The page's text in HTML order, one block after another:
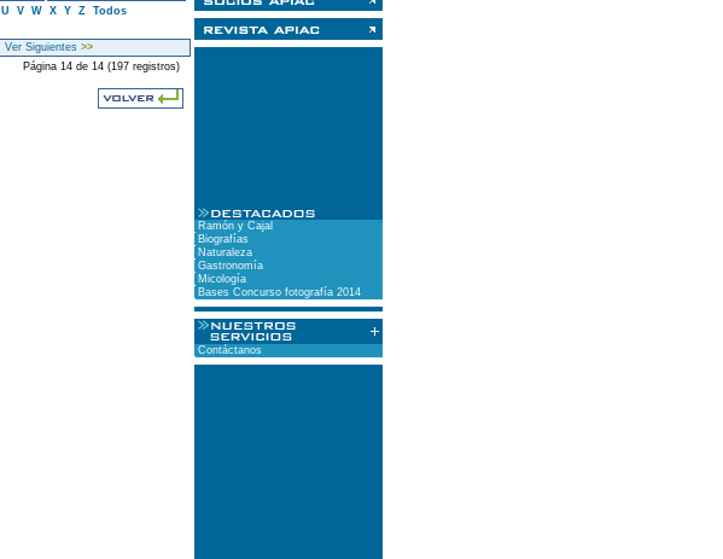
U V W X Y Z Todos
Ver Siguientes >>
Página 14 de 14 (197 registros)
Ramón y Cajal
Biografías
Naturaleza
Gastronomía
Micología
Bases Concurso fotografía 2014
Contáctanos